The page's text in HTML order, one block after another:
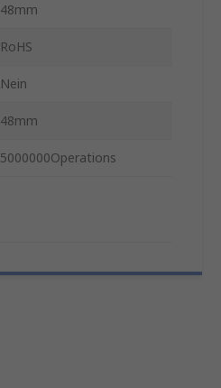
48mm
RoHS
Nein
48mm
5000000Operations